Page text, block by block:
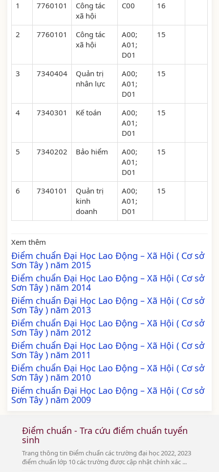
1
7760101
Công tác
xã hội
C00 16
2 7760101
Công tác
xã hội
A00;
A01;
D01
15
3 7340404
Quản trị
nhân lực
A00;
A01;
D01
15
4 7340301 Kế toán
A00;
A01;
D01
15
5 7340202 Bảo hiểm
A00;
A01;
D01
15
6 7340101
Quản trị
kinh
doanh
A00;
A01;
D01
15
Xem thêm
Điểm chuẩn Đại Học Lao Động – Xã Hội ( Cơ sở
Sơn Tây ) năm 2015
Điểm chuẩn Đại Học Lao Động – Xã Hội ( Cơ sở
Sơn Tây ) năm 2014
Điểm chuẩn Đại Học Lao Động – Xã Hội ( Cơ sở
Sơn Tây ) năm 2013
Điểm chuẩn Đại Học Lao Động – Xã Hội ( Cơ sở
Sơn Tây ) năm 2012
Điểm chuẩn Đại Học Lao Động – Xã Hội ( Cơ sở
Sơn Tây ) năm 2011
Điểm chuẩn Đại Học Lao Động – Xã Hội ( Cơ sở
Sơn Tây ) năm 2010
Điểm chuẩn Đại Học Lao Động – Xã Hội ( Cơ sở
Sơn Tây ) năm 2009
Điểm chuẩn - Tra cứu điểm chuẩn tuyển
sinh
Trang thông tin Điểm chuẩn các trường đại học 2022, 2023
điểm chuẩn lớp 10 các trường được cập nhật chính xác ...